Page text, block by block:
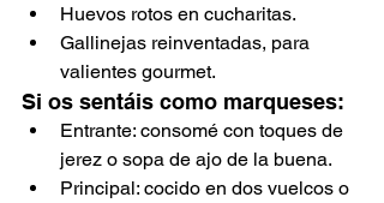
Huevos rotos en cucharitas.
Gallinejas reinventadas, para
valientes gourmet.
Si os sentáis como marqueses:
Entrante: consomé con toques de
jerez o sopa de ajo de la buena.
Principal: cocido en dos vuelcos o